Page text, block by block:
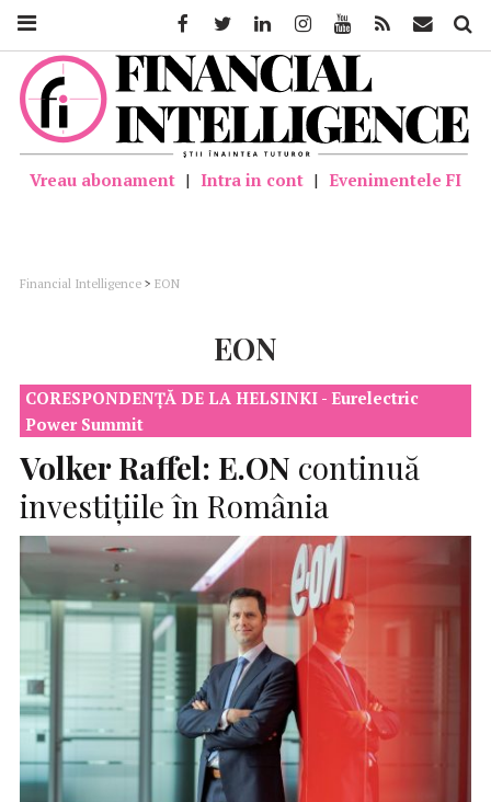
Vreau abonament | Intra in cont | Evenimentele FI
Financial Intelligence > EON
EON
CORESPONDENȚĂ DE LA HELSINKI - Eurelectric
Power Summit
Volker Raffel: E.ON continuă
investițiile în România
FacebookTwitter LinkedinInstagramYoutube Feed Mail